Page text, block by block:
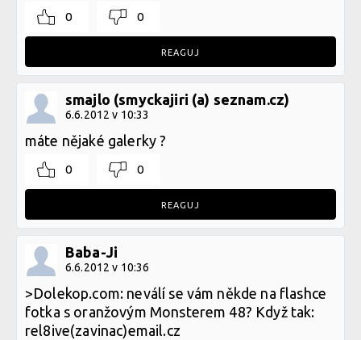
0 0
REAGUJ
smajlo (smyckajiri (a) seznam.cz)
6.6.2012 v 10:33
máte nějaké galerky ?
0 0
REAGUJ
Baba-Ji
6.6.2012 v 10:36
>Dolekop.com: neválí se vám někde na flashce
fotka s oranžovým Monsterem 48? Když tak:
rel8ive(zavinac)email.cz